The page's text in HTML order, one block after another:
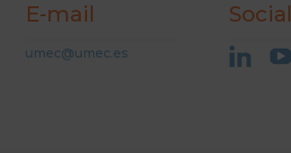
E-mail
umec@umec.es
Social